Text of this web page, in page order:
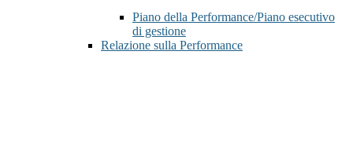
Piano della Performance/Piano esecutivo
di gestione
Relazione sulla Performance